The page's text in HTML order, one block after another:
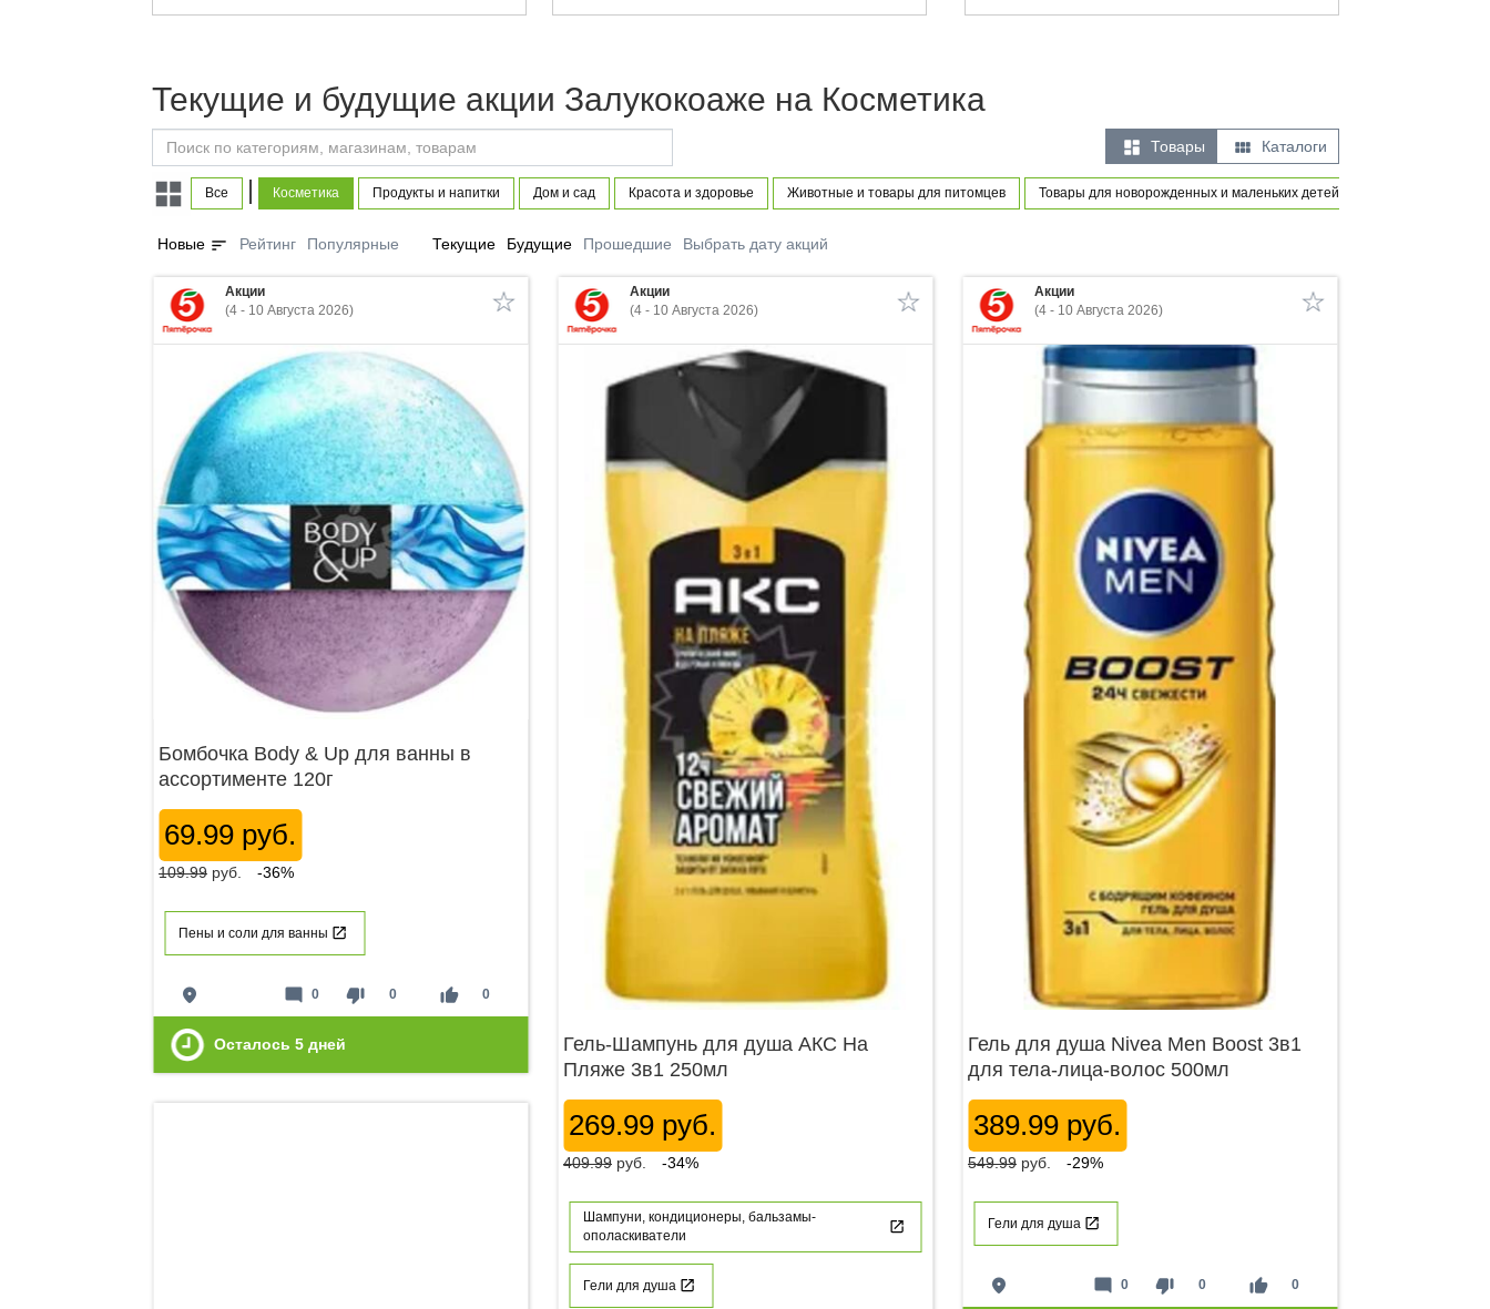
Текущие и будущие акции Залукокоаже на Косметика
 Товары  Каталоги
Все | Косметика Продукты и напитки Дом и сад Красота и здоровье Животные и товары для питомцев Товары для новорожденных и маленьких детей
Новые sort Рейтинг Популярные Текущие Будущие Прошедшие Выбрать дату акций
Акции
(4 - 10 Августа 2026)
Бомбочка Body & Up для ванны в
ассортименте 120г
69.99 руб.
109.99 руб. -36%
Пены и соли для ванны
place thumb_down 0 thumb_up 0
mode_comment 0
Осталось 5 дней
Акции
(4 - 10 Августа 2026)
Гель-Шампунь для душа АКС На
Пляже 3в1 250мл
269.99 руб.
409.99 руб. -34%
Шампуни, кондиционеры, бальзамы-
ополаскиватели
Гели для душа
Акции
(4 - 10 Августа 2026)
Гель для душа Nivea Men Boost 3в1
для тела-лица-волос 500мл
389.99 руб.
549.99 руб. -29%
Гели для душа
place thumb_down 0 thumb_up 0
mode_comment 0